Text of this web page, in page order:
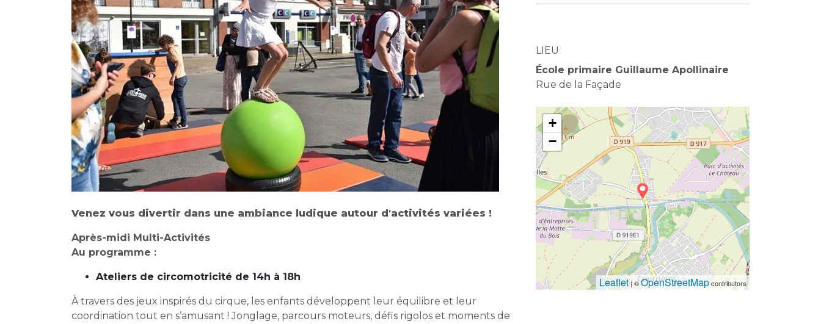
LIEU
École primaire Guillaume Apollinaire
Rue de la Façade
+
−
Leaflet | ©OpenStreetMapcontributors
Venez vous divertir dans une ambiance ludique autour d'activités variées !
Après-midi Multi-Activités
Au programme :
Ateliers de circomotricité de 14h à 18h
À travers des jeux inspirés du cirque, les enfants développent leur équilibre et leur
coordination tout en s’amusant ! Jonglage, parcours moteurs, défis rigolos et moments de